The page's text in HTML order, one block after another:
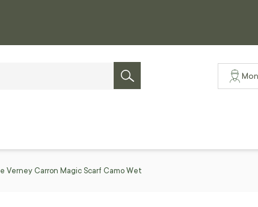
Rechercher
Verney Carron Magic Scarf Camo Wet